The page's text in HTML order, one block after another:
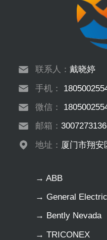
联系人：戴晓婷
手机：
微信：
邮箱：
地址： 厦门市翔安
→ ABB
→ General
→ Bently Nevada
→ TRICONEX